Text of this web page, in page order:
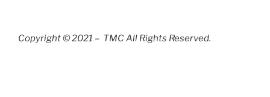
Copyright © 2021 – TMC All Rights Reserved.